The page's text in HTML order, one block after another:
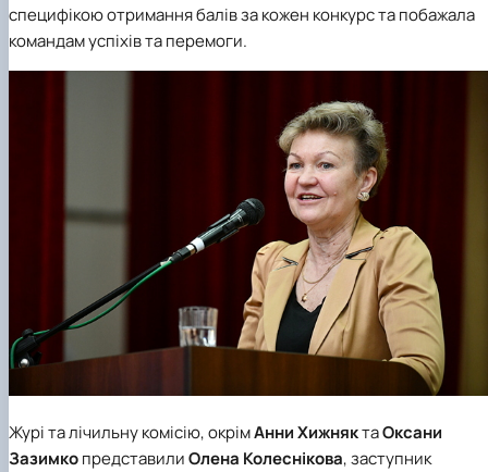
специфікою отримання балів за кожен конкурс та побажала
командам успіхів та перемоги.
Журі та лічильну комісію, окрімАнни ХижняктаОксани
ЗазимкопредставилиОлена Колеснікова, заступник